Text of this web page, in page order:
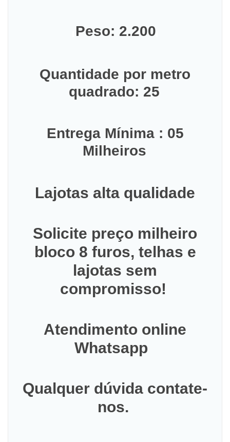
Peso: 2.200
Quantidade por metro
quadrado: 25
Entrega Mínima : 05
Milheiros
Lajotas alta qualidade
Solicite preço milheiro
bloco 8 furos, telhas e
lajotas sem
compromisso!
Atendimento online
Whatsapp
Qualquer dúvida contate-
nos.